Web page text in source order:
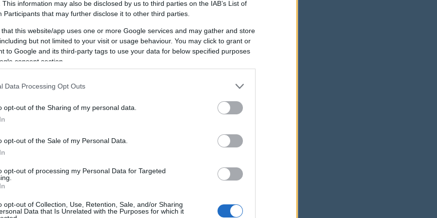
This information may also be disclosed by us to third parties on the IAB’s List of
Participants that may further disclose it to other third parties.
that this website/app uses one or more Google services and may gather and store
but not limited to your visit or usage behaviour. You may click to grant or
to Google and its third-party tags to use your data for below specified purposes
consent section.
Data Processing Opt Outs
opt-out of the Sharing of my personal data.
opt-out of the Sale of my Personal Data.
opt-out of processing my Personal Data for Targeted
opt-out of Collection, Use, Retention, Sale, and/or Sharing
Data that Is Unrelated with the Purposes for which it
azok asötét sikátorok, ahová senki sem néz be
hibás attribúció, rosszul beállított események).
konzultáció nem attól „AI", hogy mindenre ráírjuk, hogy
és a döntéseket egyetlen rendszerként kezeli
gyorsítónak, nagyítónak, és néha fémdetektornak.
célja nem az, hogy kapsz egy „szép
hogy kapj: